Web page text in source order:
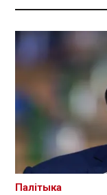
Палітыка